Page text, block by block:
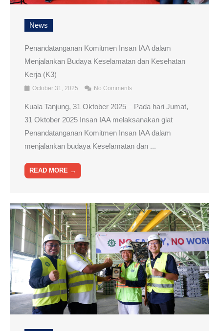
News
Penandatanganan Komitmen Insan IAA dalam
Menjalankan Budaya Keselamatan dan Kesehatan
Kerja (K3)
October 31, 2025 No Comments
Kuala Tanjung, 31 Oktober 2025 – Pada hari Jumat,
31 Oktober 2025 Insan IAA melaksanakan giat
Penandatanganan Komitmen Insan IAA dalam
menjalankan budaya Keselamatan dan ...
READ MORE →